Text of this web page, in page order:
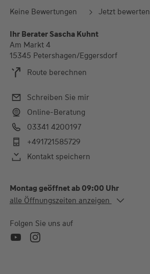
Keine Bewertungen Jetzt bewerten
Ihr Berater Sascha Kuhnt
Am Markt 4
15345 Petershagen/Eggersdorf
Route berechnen
Schreiben Sie mir
Online-Beratung
03341 4200197
+491721585729
Kontakt speichern
Montag geöffnet ab 09:00 Uhr
Alle Öffnungszeiten
Di.
Do.
alle Öffnungszeiten anzeigen
Folgen Sie uns auf